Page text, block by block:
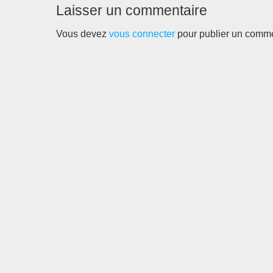
Laisser un commentaire
Vous devez vous connecter pour publier un